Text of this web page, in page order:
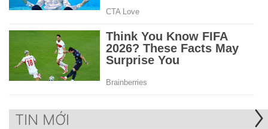
TIN MỚI